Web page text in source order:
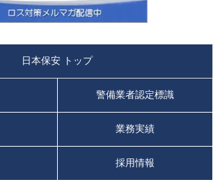
日本保安 トップ
警備業者認定標識
業務実績
採用情報